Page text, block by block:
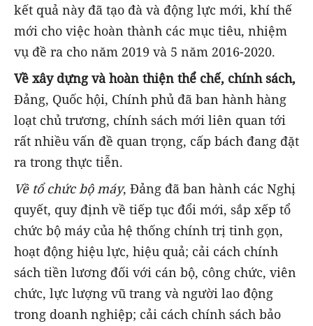
kết quả này đã tạo đà và động lực mới, khí thế
mới cho việc hoàn thành các mục tiêu, nhiệm
vụ đề ra cho năm 2019 và 5 năm 2016-2020.
Về xây dựng và hoàn thiện thể chế, chính sách,
Đảng, Quốc hội, Chính phủ đã ban hành hàng
loạt chủ trương, chính sách mới liên quan tới
rất nhiều vấn đề quan trọng, cấp bách đang đặt
ra trong thực tiễn.
Về tổ chức bộ máy, Đảng đã ban hành các Nghị
quyết, quy định về tiếp tục đổi mới, sắp xếp tổ
chức bộ máy của hệ thống chính trị tinh gọn,
hoạt động hiệu lực, hiệu quả; cải cách chính
sách tiền lương đối với cán bộ, công chức, viên
chức, lực lượng vũ trang và người lao động
trong doanh nghiệp; cải cách chính sách bảo